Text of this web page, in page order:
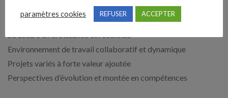
Respect des normes d’hygiène et de sécurité (port des EPI)
Pourquoi rejoindre La Prothèse Française ?
Structure en croissance et reconnue
Environnement de travail collaboratif et dynamique
Projets variés à forte valeur ajoutée
Perspectives d’évolution et montée en compétences
paramètres cookies REFUSER ACCEPTER